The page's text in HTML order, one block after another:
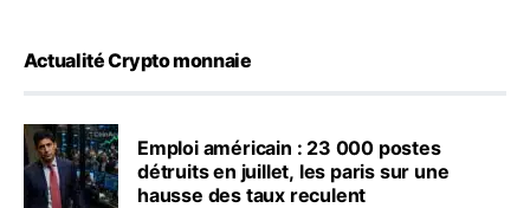
Actualité Crypto monnaie
Emploi américain : 23 000 postes
détruits en juillet, les paris sur une
hausse des taux reculent